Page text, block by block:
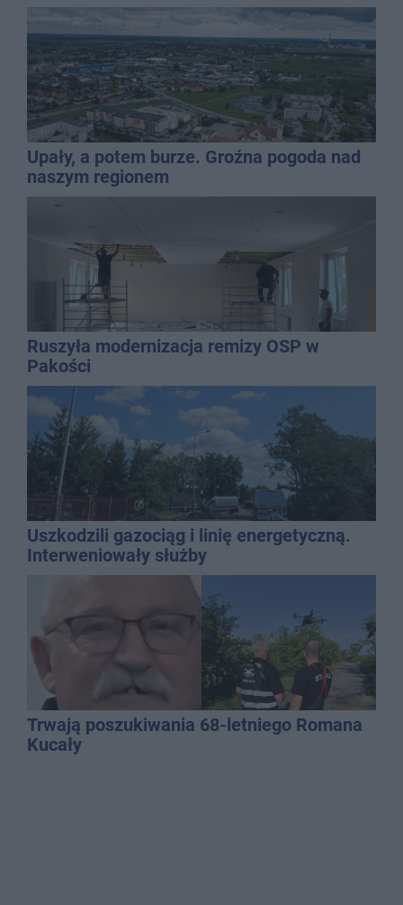
Upały, a potem burze. Groźna pogoda nad
naszym regionem
Ruszyła modernizacja remizy OSP w
Pakości
Uszkodzili gazociąg i linię energetyczną.
Interweniowały służby
Trwają poszukiwania 68-letniego Romana
Kucały